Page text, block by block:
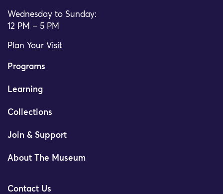
Wednesday to Sunday:
12 PM – 5 PM
Plan Your Visit
Programs
Learning
Collections
Join & Support
About The Museum
Contact Us